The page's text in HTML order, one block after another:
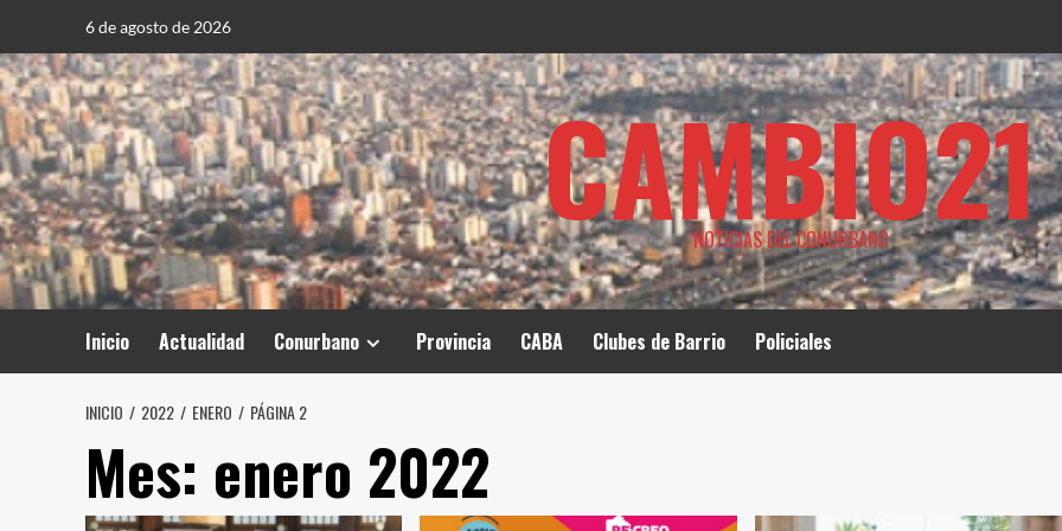
contenido
6 de agosto de 2026
CAMBIO21
NOTICIAS DEL CONURBANO
Inicio Actualidad Conurbano Provincia CABA Clubes de Barrio Policiales
INICIO 2022 ENERO PÁGINA 2
Mes: enero 2022